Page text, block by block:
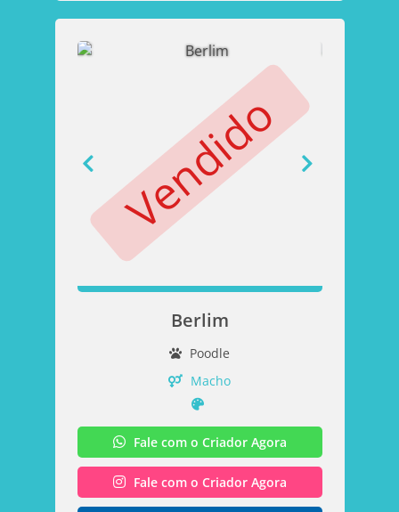
Vendido
Berlim
Poodle
Macho
Fale com o Criador Agora
Fale com o Criador Agora